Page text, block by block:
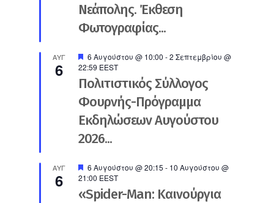
Νεάπολης. Έκθεση
Φωτογραφίας...
ΑΥΓ
6
Προτεινόμενο
6 Αυγούστου @ 10:00 -2 Σεπτεμβρίου @
22:59 EEST
Πολιτιστικός Σύλλογος
Φουρνής-Πρόγραμμα
Εκδηλώσεων Αυγούστου
2026...
ΑΥΓ
6
Προτεινόμενο
6 Αυγούστου @ 20:15 - 10 Αυγούστου @
21:00 EEST
«Spider-Man: Καινούργια